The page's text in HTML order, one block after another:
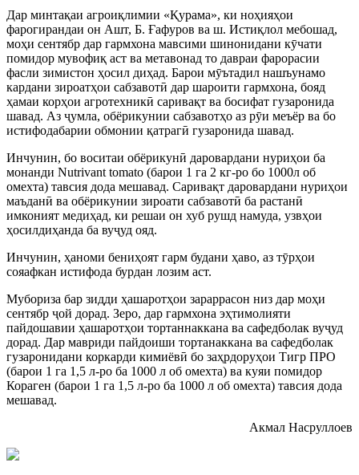
Дар минтақаи агроиқлимии «Қурама», ки ноҳияҳои
фарогирандаи он Ашт, Б. Ғафуров ва ш. Истиқлол мебошад,
моҳи сентябр дар гармхона мавсими шинонидани кӯчати
помидор мувофиқ аст ва метавонад то давраи фарорасии
фасли зимистон ҳосил диҳад. Барои мӯътадил нашъунамо
кардани зироатҳои сабзавотӣ дар шароити гармхона, бояд
ҳамаи корҳои агротехникӣ саривақт ва босифат гузаронида
шавад. Аз ҷумла, обёрикунии сабзавотҳо аз рӯи меъёр ва бо
истифодабарии обмонии қатрагӣ гузаронида шавад.
Инчунин, бо воситаи обёрикунӣ даровардани нуриҳои ба
монанди Nutrivant tomato (барои 1 га 2 кг-ро бо 1000л об
омехта) тавсия дода мешавад. Саривақт даровардани нуриҳои
маъданӣ ва обёрикунии зироати сабзавотӣ ба растанӣ
имконият медиҳад, ки решаи он хуб рушд намуда, узвҳои
ҳосилдиҳанда ба вуҷуд ояд.
Инчунин, ҳаноми бениҳоят гарм будани ҳаво, аз тӯрҳои
сояафкан истифода бурдан лозим аст.
Мубориза бар зидди ҳашаротҳои зараррасон низ дар моҳи
сентябр ҷой дорад. Зеро, дар гармхона эҳтимолияти
пайдошавии ҳашаротҳои тортаннаккана ва сафедболак вуҷуд
дорад. Дар мавриди пайдоиши тортанаккана ва сафедболак
гузаронидани коркарди кимиёвӣ бо заҳрдоруҳои Тигр ПРО
(барои 1 га 1,5 л-ро ба 1000 л об омехта) ва куяи помидор
Кораген (барои 1 га 1,5 л-ро ба 1000 л об омехта) тавсия дода
мешавад.
Акмал Насруллоев